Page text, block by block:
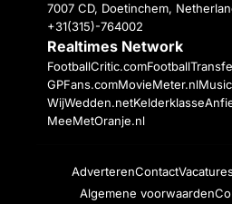
7007 CD, Doetinchem,
+31(315)-764002
Realtimes Network
FootballCritic.com
GPFans.comMovieMeter.nl
WijWedden.netKelderklasse
MeeMetOranje.nl
AdverterenContact
Algemene voorwaarden